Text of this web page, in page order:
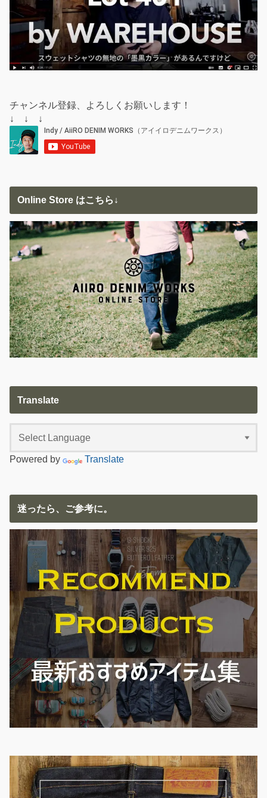
チャンネル登録、よろしくお願いします！
↓ ↓ ↓
Online Store はこちら↓
Translate
Powered by Translate
迷ったら、ご参考に。